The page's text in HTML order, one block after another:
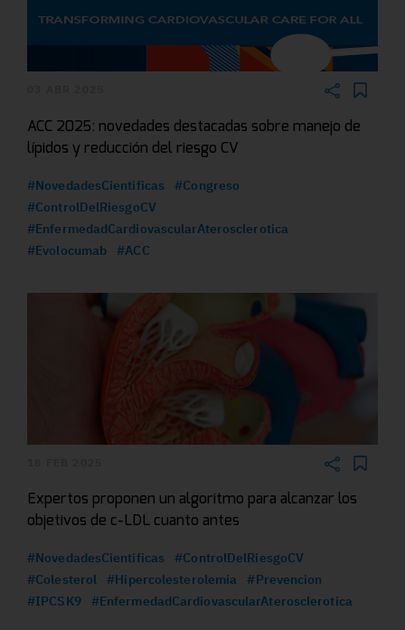
ACC 2025: novedades destacadas sobre manejo de
lípidos y reducción del riesgo CV
#NovedadesCientificas
#Congreso
#ControlDelRiesgoCV
#EnfermedadCardiovascularAterosclerotica
#Evolocumab
#ACC
Expertos proponen un algoritmo para alcanzar los
objetivos de c-LDL cuanto antes
#NovedadesCientificas
#ControlDelRiesgoCV
#Colesterol
#Hipercolesterolemia
#Prevencion
#IPCSK9
#EnfermedadCardiovascularAterosclerotica